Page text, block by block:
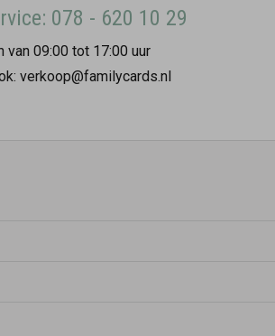
078 - 620 10 29
van 09:00 tot 17:00 uur
verkoop@familycards.nl